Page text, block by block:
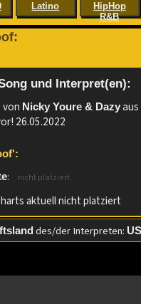
Latino
HipHop
R&B
und Interpret(en):
von Nicky Youre & Dazyaus
26.05.2022
: nicht platziert
aktuell nicht platziert
des/der Interpreten: